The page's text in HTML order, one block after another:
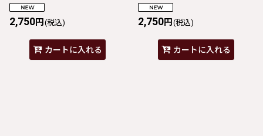
2,750円 (税込)
カートに入れる
2,750円 (税込)
カートに入れる